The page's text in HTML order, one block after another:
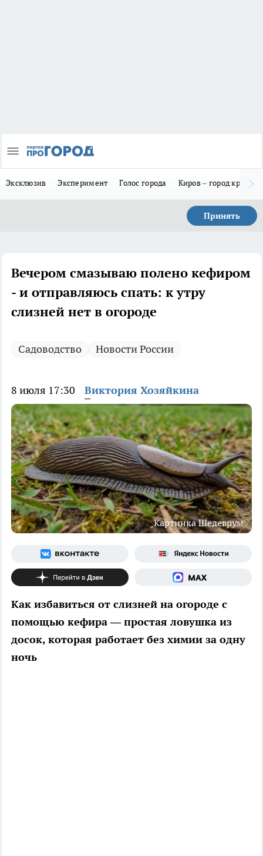
Эксклюзив Эксперимент Голос города Киров – город
Принять
Вечером смазываю полено кефиром
- и отправляюсь спать: к утру
слизней нет в огороде
Садоводство Новости России
8 июля 17:30 Виктория Хозяйкина
Картинка Шедеврум
Как избавиться от слизней на огороде с
помощью кефира — простая ловушка из
досок, которая работает без химии за одну
ночь